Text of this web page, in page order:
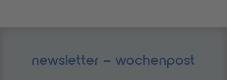
newsletter – wochenpost